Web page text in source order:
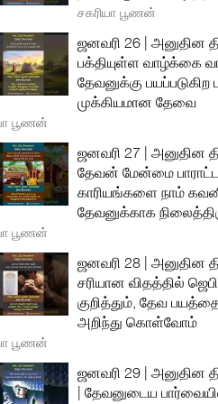
சகரியா பூணன்
ஜனவரி 26 | அனுதின
பக்தியுள்ள வாழ்க்கை
தேவனுக்கு
முக்கியமான தேவை
பூணன்
ஜனவரி 27 | அனுதின
தேவன் மேன்மை
காரியங்களை நாம்
தேவனுக்காக
பூணன்
ஜனவரி 28 | அனுதின
சரியான விதத்தில்
குறித்தும், தேவ பயத்தை
அறிந்து கொள்வோம்
பூணன்
ஜனவரி 29 | அனுதின
| தேவனுடைய